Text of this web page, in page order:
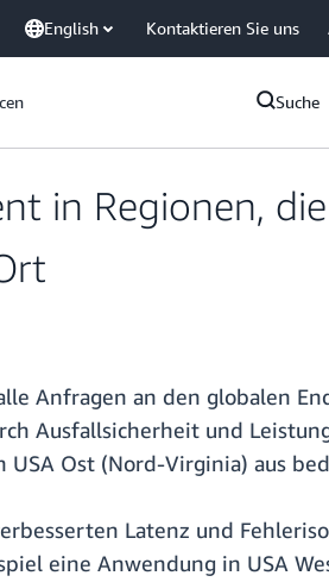
English Kontaktieren Sie uns
Suche
in Regionen,
Anfragen an den globalen
Ausfallsicherheit und
USA Ost (Nord-Virginia) aus
Latenz und
eine Anwendung in USA